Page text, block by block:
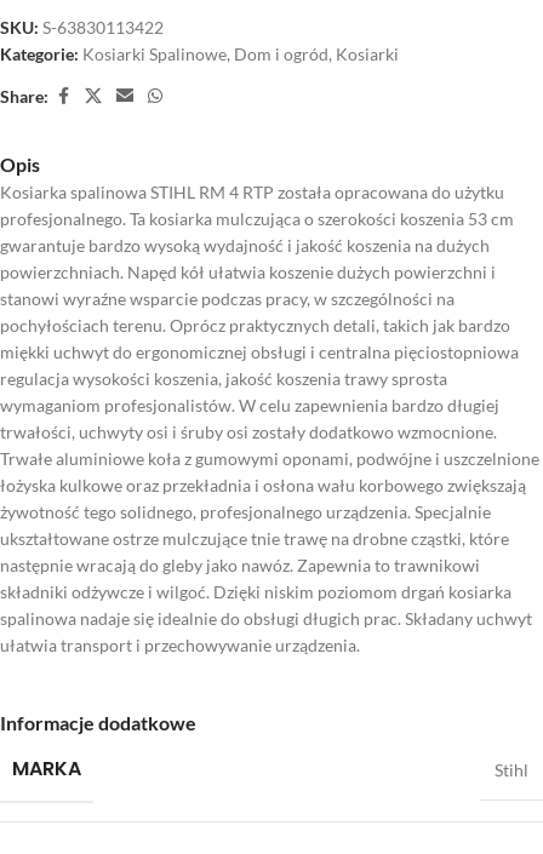
SKU: S-63830113422
Kategorie: Kosiarki Spalinowe, Dom i ogród, Kosiarki
Share:
Opis
Kosiarka spalinowa STIHL RM 4 RTP została opracowana do użytku
profesjonalnego. Ta kosiarka mulczująca o szerokości koszenia 53 cm
gwarantuje bardzo wysoką wydajność i jakość koszenia na dużych
powierzchniach. Napęd kół ułatwia koszenie dużych powierzchni i
stanowi wyraźne wsparcie podczas pracy, w szczególności na
pochyłościach terenu. Oprócz praktycznych detali, takich jak bardzo
miękki uchwyt do ergonomicznej obsługi i centralna pięciostopniowa
regulacja wysokości koszenia, jakość koszenia trawy sprosta
wymaganiom profesjonalistów. W celu zapewnienia bardzo długiej
trwałości, uchwyty osi i śruby osi zostały dodatkowo wzmocnione.
Trwałe aluminiowe koła z gumowymi oponami, podwójne i uszczelnione
łożyska kulkowe oraz przekładnia i osłona wału korbowego zwiększają
żywotność tego solidnego, profesjonalnego urządzenia. Specjalnie
ukształtowane ostrze mulczujące tnie trawę na drobne cząstki, które
następnie wracają do gleby jako nawóz. Zapewnia to trawnikowi
składniki odżywcze i wilgoć. Dzięki niskim poziomom drgań kosiarka
spalinowa nadaje się idealnie do obsługi długich prac. Składany uchwyt
ułatwia transport i przechowywanie urządzenia.
Informacje dodatkowe
MARKA Stihl